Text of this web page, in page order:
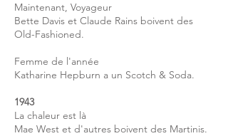
Maintenant, Voyageur
Bette Davis et Claude Rains boivent des
Old-Fashioned.
Femme de l'année
Katharine Hepburn a un Scotch & Soda.
1943
La chaleur est là
Mae West et d'autres boivent des Martinis.